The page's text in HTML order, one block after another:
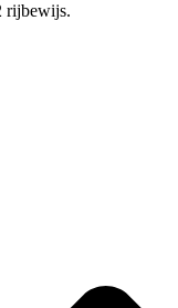
rijbewijs.